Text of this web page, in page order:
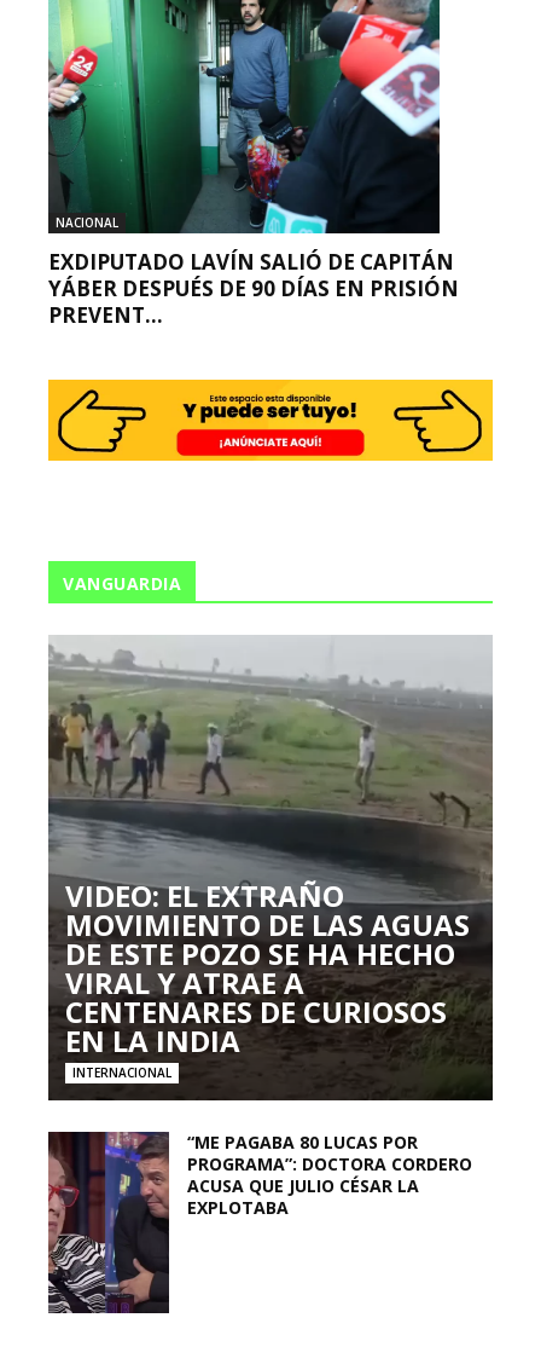
NACIONAL
EXDIPUTADO LAVÍN SALIÓ DE CAPITÁN
YÁBER DESPUÉS DE 90 DÍAS EN PRISIÓN
PREVENT...
VANGUARDIA
VIDEO: EL EXTRAÑO
MOVIMIENTO DE LAS AGUAS
DE ESTE POZO SE HA HECHO
VIRAL Y ATRAE A
CENTENARES DE CURIOSOS
EN LA INDIA
INTERNACIONAL
“ME PAGABA 80 LUCAS POR
PROGRAMA”: DOCTORA CORDERO
ACUSA QUE JULIO CÉSAR LA
EXPLOTABA